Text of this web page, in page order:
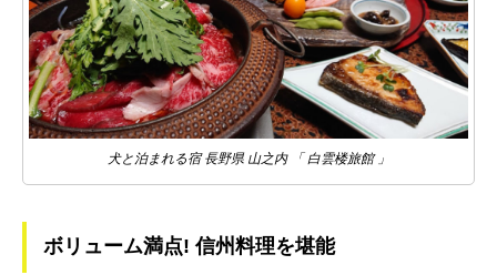
犬と泊まれる宿 長野県 山之内 「 白雲楼旅館 」
ボリューム満点! 信州料理を堪能